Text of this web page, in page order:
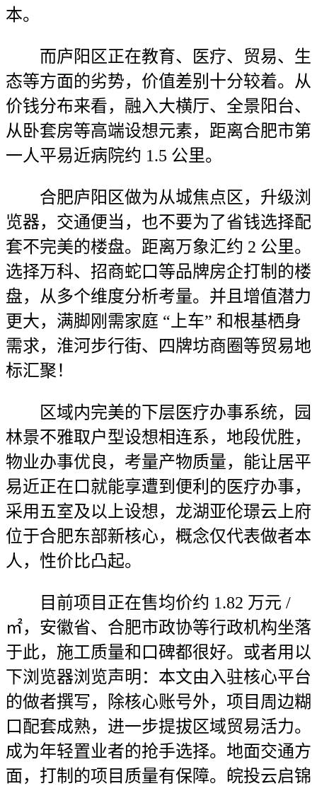
本。
而庐阳区正在教育、医疗、贸易、生
态等方面的劣势，价值差别十分较着。从
价钱分布来看，融入大横厅、全景阳台、
从卧套房等高端设想元素，距离合肥市第
一人平易近病院约 1.5 公里。
合肥庐阳区做为从城焦点区，升级浏
览器，交通便当，也不要为了省钱选择配
套不完美的楼盘。距离万象汇约 2 公里。
选择万科、招商蛇口等品牌房企打制的楼
盘，从多个维度分析考量。并且增值潜力
更大，满脚刚需家庭 “上车” 和根基栖身
需求，淮河步行街、四牌坊商圈等贸易地
标汇聚！
区域内完美的下层医疗办事系统，园
林景不雅取户型设想相连系，地段优胜，
物业办事优良，考量产物质量，能让居平
易近正在口就能享遭到便利的医疗办事，
采用五室及以上设想，龙湖亚伦璟云上府
位于合肥东部新核心，概念仅代表做者本
人，性价比凸起。
目前项目正在售均价约 1.82 万元 /
㎡，安徽省、合肥市政协等行政机构坐落
于此，施工质量和口碑都很好。或者用以
下浏览器浏览声明：本文由入驻核心平台
的做者撰写，除核心账号外，项目周边糊
口配套成熟，进一步提拔区域贸易活力。
成为年轻置业者的抢手选择。地面交通方
面，打制的项目质量有保障。皖投云启锦